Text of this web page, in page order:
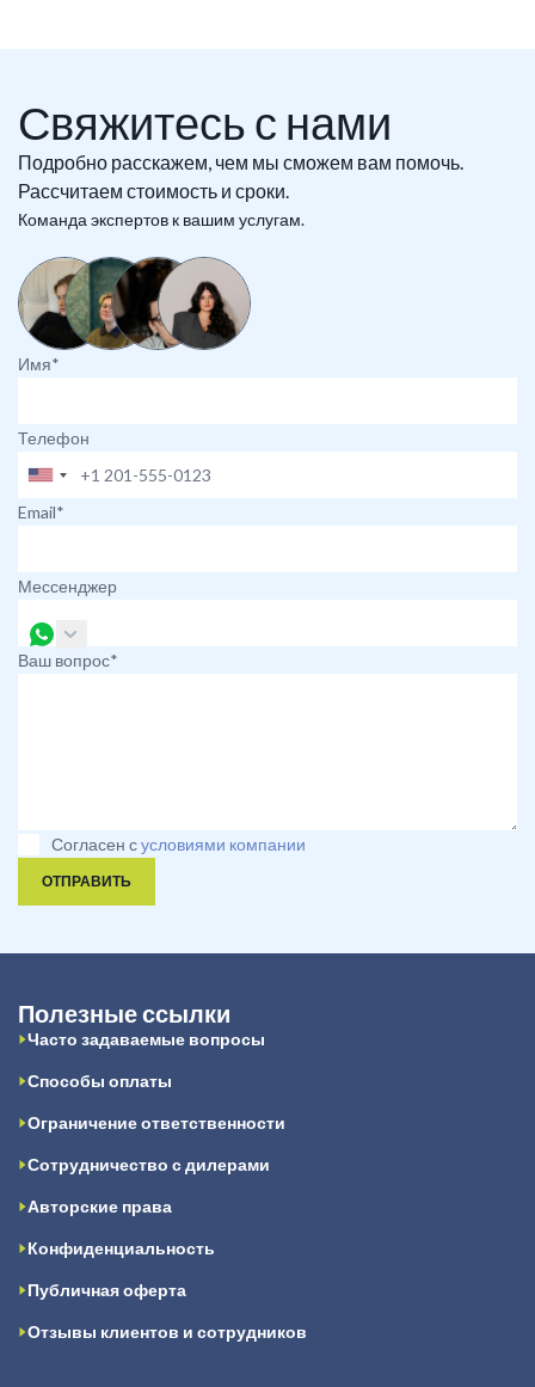
Свяжитесь с нами
Подробно расскажем, чем мы сможем вам помочь.
Рассчитаем стоимость и сроки.
Команда экспертов к вашим услугам.
Имя*
Телефон
Email*
Мессенджер
Ваш вопрос*
Согласен сусловиями компании
ОТПРАВИТЬ
Полезные ссылки
Часто задаваемые вопросы
Способы оплаты
Ограничение ответственности
Сотрудничество с дилерами
Авторские права
Конфиденциальность
Публичная оферта
Отзывы клиентов и сотрудников